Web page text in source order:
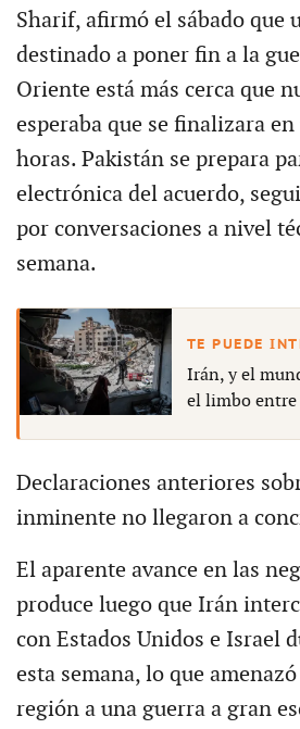
Sharif, afirmó el sábado que
destinado a poner fin a la
Oriente está más cerca que
esperaba que se finalizara
horas. Pakistán se prepara
electrónica del acuerdo,
por conversaciones a nivel
semana.
Irán, y el
el limbo entre
Declaraciones anteriores
inminente no llegaron a
El aparente avance en las
produce luego que Irán
con Estados Unidos e Israel
esta semana, lo que
región a una guerra a gran